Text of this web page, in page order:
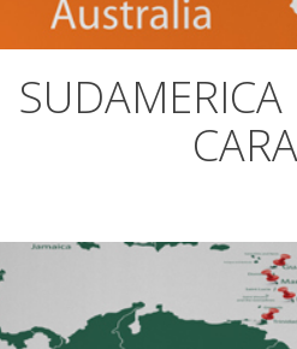
SUDAMERICA